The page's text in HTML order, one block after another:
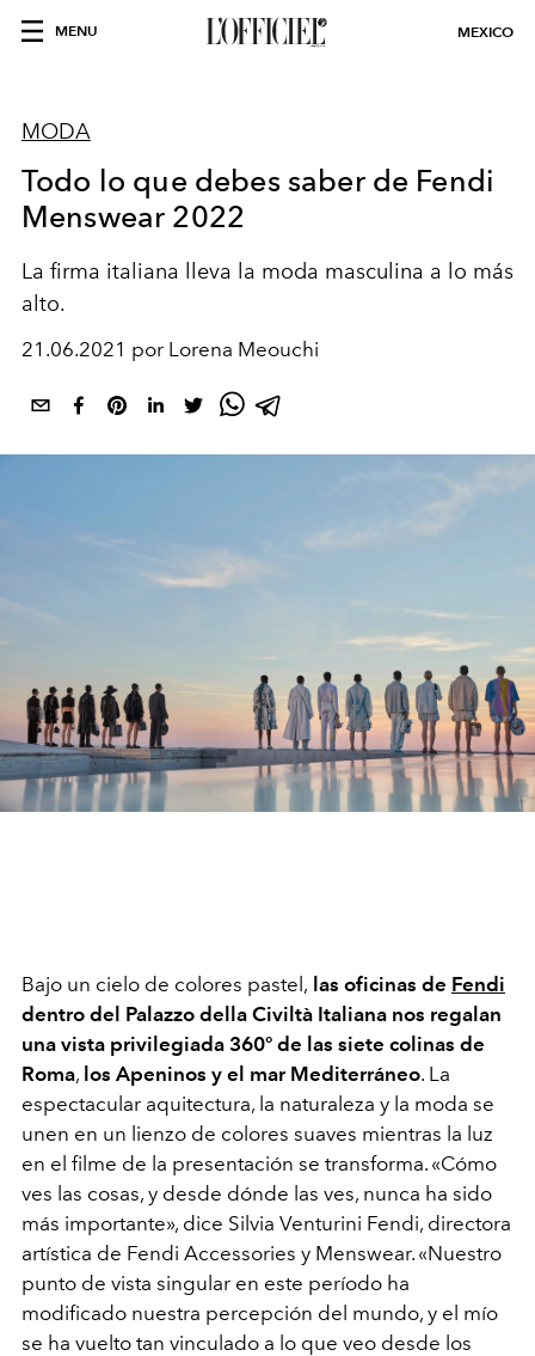
MENU MEXICO
MODA
Todo lo que debes saber de Fendi
Menswear 2022
La firma italiana lleva la moda masculina a lo más
alto.
21.06.2021 por Lorena Meouchi
Bajo un cielo de colores pastel, las oficinas de Fendi
dentro del Palazzo della Civiltà Italiana nos regalan
una vista privilegiada 360º de las siete colinas de
Roma, los Apeninos y el mar Mediterráneo. La
espectacular aquitectura, la naturaleza y la moda se
unen en un lienzo de colores suaves mientras la luz
en el filme de la presentación se transforma. «Cómo
ves las cosas, y desde dónde las ves, nunca ha sido
más importante», dice Silvia Venturini Fendi, directora
artística de Fendi Accessories y Menswear. «Nuestro
punto de vista singular en este período ha
modificado nuestra percepción del mundo, y el mío
se ha vuelto tan vinculado a lo que veo desde los